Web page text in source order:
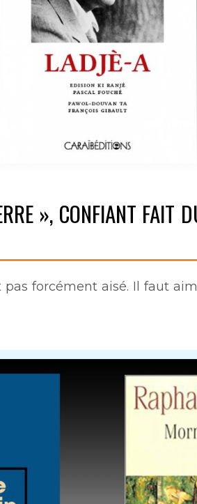
», CONFIANT FAIT
pas forcément aisé. Il faut